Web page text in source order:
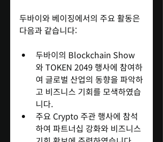
두바이와 베이징에서의 주요 활동은
다음과 같습니다:
두바이의 Blockchain Show
와 TOKEN 2049 행사에 참여하
여 글로벌 산업의 동향을 파악하
고 비즈니스 기회를 모색하였습
니다.
주요 Crypto 주관 행사에 참석
하여 파트너십 강화와 비즈니스